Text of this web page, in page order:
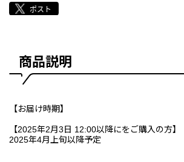
商品説明
【お届け時期】
【2025年2月3日 12:00以降にをご購入の方】
2025年4月上旬以降予定